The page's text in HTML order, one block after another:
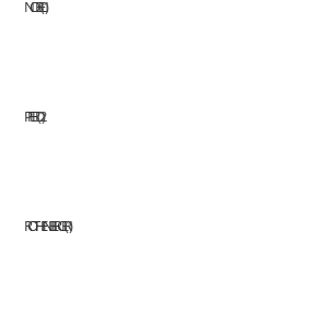
NOBEL1
PFERD2
ROTHENBERGER1